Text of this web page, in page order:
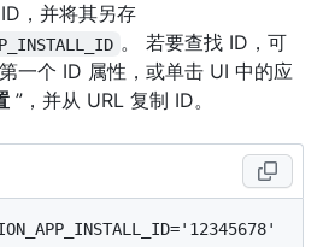
，并将其另存
。 若要查找 ID，可
一个 ID 属性，或单击 UI 中的应
”，并从 URL 复制 ID。